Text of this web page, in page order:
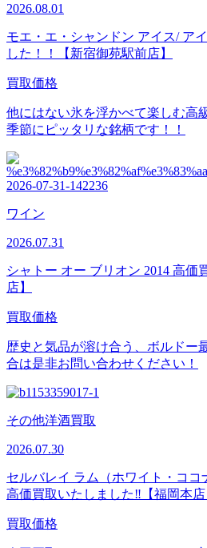
2026.08.01
モエ・エ・シャンドン アイス/ ア
した！！【新宿御苑駅前店】
買取価格
他にはない氷を浮かべて楽しむ高
季節にピッタリな銘柄です！！
ワイン
2026.07.31
シャトー オー ブリオン 2014 高価
店】
買取価格
歴史と気品が溶け合う、ボルドー
合は是非お問い合わせください！
その他洋酒買取
2026.07.30
セルバレイ ラム（ホワイト・コ
高価買取いたしました‼【福岡本店
買取価格